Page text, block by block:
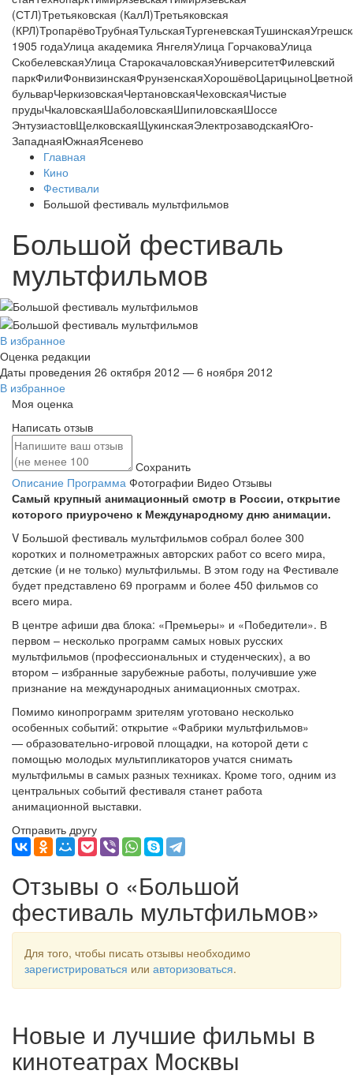
(СТЛ)Третьяковская (КалЛ)Третьяковская
(КРЛ)ТропарёвоТрубнаяТульскаяТургеневскаяТушинская
1905 годаУлица академика ЯнгеляУлица ГорчаковаУлица
СкобелевскаяУлица СтарокачаловскаяУниверситетФилевский
паркФилиФонвизинскаяФрунзенскаяХорошёвоЦарицыноЦветной
бульварЧеркизовскаяЧертановскаяЧеховскаяЧистые
прудыЧкаловскаяШаболовскаяШипиловскаяШоссе
ЭнтузиастовЩелковскаяЩукинскаяЭлектрозаводскаяЮго-
ЗападнаяЮжнаяЯсенево
Главная
Кино
Фестивали
Большой фестиваль мультфильмов
Большой фестиваль
мультфильмов
В избранное
Оценка редакции
Даты проведения 26 октября 2012 — 6 ноября 2012
В избранное
Моя оценка
Написать отзыв
Сохранить
Описание Программа Фотографии Видео Отзывы
Самый крупный анимационный смотр в России, открытие
которого приурочено к Международному дню анимации.
V Большой фестиваль мультфильмов собрал более 300
коротких и полнометражных авторских работ со всего мира,
детские (и не только) мультфильмы. В этом году на Фестивале
будет представлено 69 программ и более 450 фильмов со
всего мира.
В центре афиши два блока: «Премьеры» и «Победители». В
первом – несколько программ самых новых русских
мультфильмов (профессиональных и студенческих), а во
втором – избранные зарубежные работы, получившие уже
признание на международных анимационных смотрах.
Помимо кинопрограмм зрителям уготовано несколько
особенных событий: открытие «Фабрики мультфильмов»
— образовательно-игровой площадки, на которой дети с
помощью молодых мультипликаторов учатся снимать
мультфильмы в самых разных техниках. Кроме того, одним из
центральных событий фестиваля станет работа
анимационной выставки.
Отправить другу
Отзывы о «Большой
фестиваль мультфильмов»
Для того, чтобы писать отзывы необходимо
зарегистрироваться или авторизоваться.
Новые и лучшие фильмы в
кинотеатрах Москвы